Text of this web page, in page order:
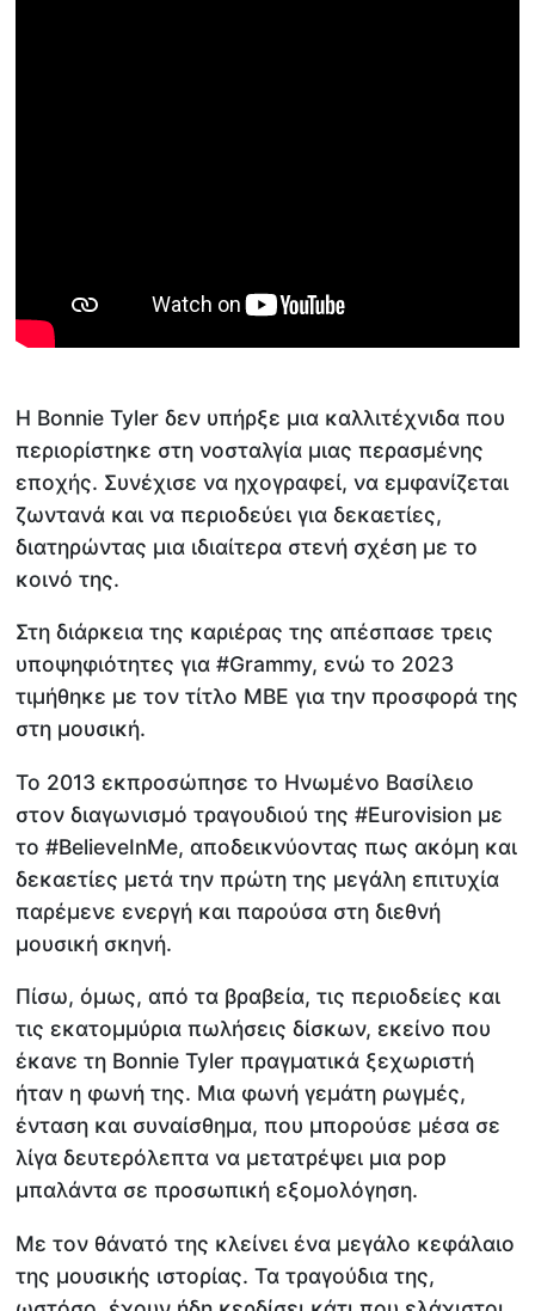
Η Bonnie Tyler δεν υπήρξε μια καλλιτέχνιδα που
περιορίστηκε στη νοσταλγία μιας περασμένης
εποχής. Συνέχισε να ηχογραφεί, να εμφανίζεται
ζωντανά και να περιοδεύει για δεκαετίες,
διατηρώντας μια ιδιαίτερα στενή σχέση με το
κοινό της.
Στη διάρκεια της καριέρας της απέσπασε τρεις
υποψηφιότητες για #Grammy, ενώ το 2023
τιμήθηκε με τον τίτλο MBE για την προσφορά της
στη μουσική.
Το 2013 εκπροσώπησε το Ηνωμένο Βασίλειο
στον διαγωνισμό τραγουδιού της #Eurovision με
το #BelieveInMe, αποδεικνύοντας πως ακόμη και
δεκαετίες μετά την πρώτη της μεγάλη επιτυχία
παρέμενε ενεργή και παρούσα στη διεθνή
μουσική σκηνή.
Πίσω, όμως, από τα βραβεία, τις περιοδείες και
τις εκατομμύρια πωλήσεις δίσκων, εκείνο που
έκανε τη Bonnie Tyler πραγματικά ξεχωριστή
ήταν η φωνή της. Μια φωνή γεμάτη ρωγμές,
ένταση και συναίσθημα, που μπορούσε μέσα σε
λίγα δευτερόλεπτα να μετατρέψει μια pop
μπαλάντα σε προσωπική εξομολόγηση.
Με τον θάνατό της κλείνει ένα μεγάλο κεφάλαιο
της μουσικής ιστορίας. Τα τραγούδια της,